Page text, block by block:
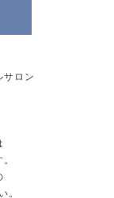
サロン
。